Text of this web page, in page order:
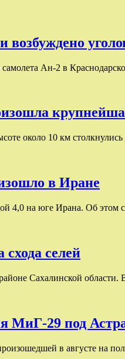
Ан-2 в
около 10 км
в Иране
4,0 на юге Ирана. Об
селей
Сахалинской
МиГ-29 под
в августе на